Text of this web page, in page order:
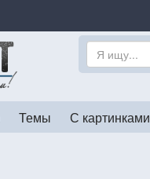
Темы С картинками